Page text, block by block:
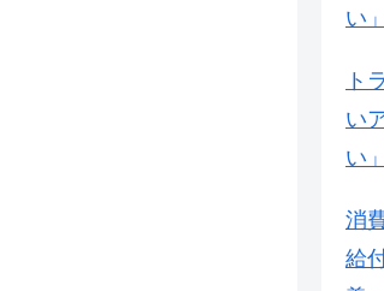
い」
ト
い
い」
消
給